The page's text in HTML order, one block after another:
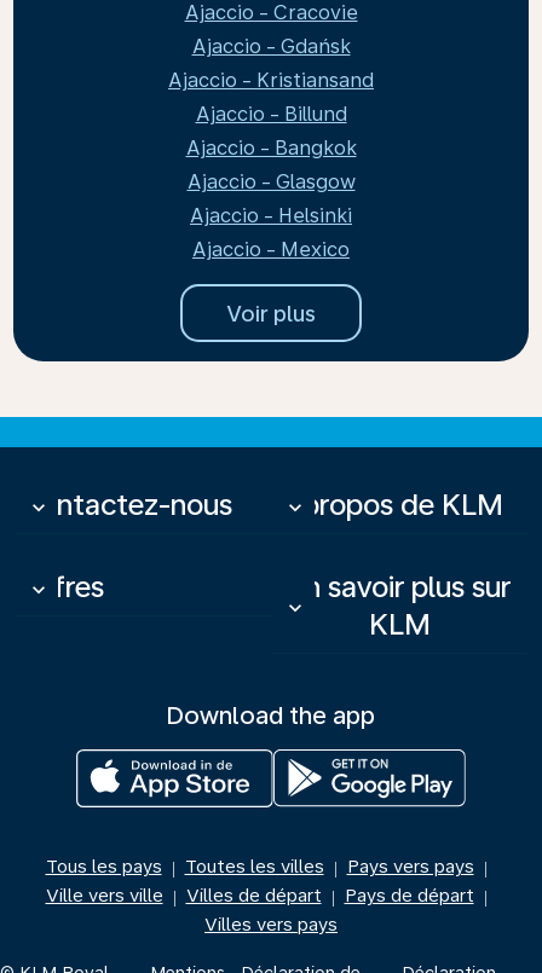
Ajaccio - Cracovie
Ajaccio - Gdańsk
Ajaccio - Kristiansand
Ajaccio - Billund
Ajaccio - Bangkok
Ajaccio - Glasgow
Ajaccio - Helsinki
Ajaccio - Mexico
Voir plus
Contactez-nous
keyboard_arrow_down À propos de KLM
keyboard_arrow_down
Offres
keyboard_arrow_down
En savoir plus sur
KLM
keyboard_arrow_down
Download the app
Tous les pays | Toutes les villes | Pays vers pays |
Ville vers ville | Villes de départ | Pays de départ |
Villes vers pays